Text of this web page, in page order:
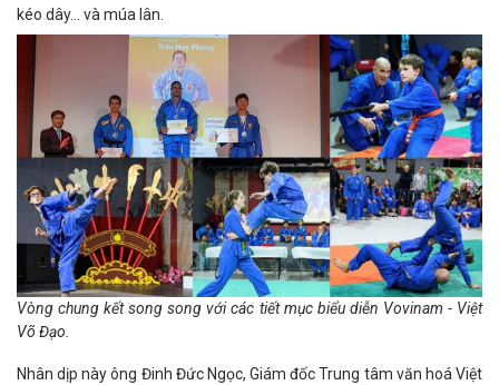
kéo dây… và múa lân.
Vòng chung kết song song với các tiết mục biểu diễn Vovinam - Việt
Võ Đạo.
Nhân dịp này ông Đinh Đức Ngọc, Giám đốc Trung tâm văn hoá Việt